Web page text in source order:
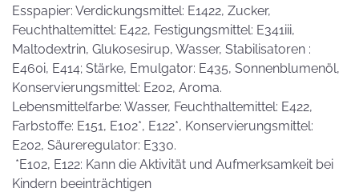
Esspapier: Verdickungsmittel: E1422, Zucker,
Feuchthaltemittel: E422, Festigungsmittel: E341iii,
Maltodextrin, Glukosesirup, Wasser, Stabilisatoren :
E460i, E414; Stärke, Emulgator: E435, Sonnenblumenöl,
Konservierungsmittel: E202, Aroma.
Lebensmittelfarbe: Wasser, Feuchthaltemittel: E422,
Farbstoffe: E151, E102*, E122*, Konservierungsmittel:
E202, Säureregulator: E330.
*E102, E122: Kann die Aktivität und Aufmerksamkeit bei
Kindern beeinträchtigen